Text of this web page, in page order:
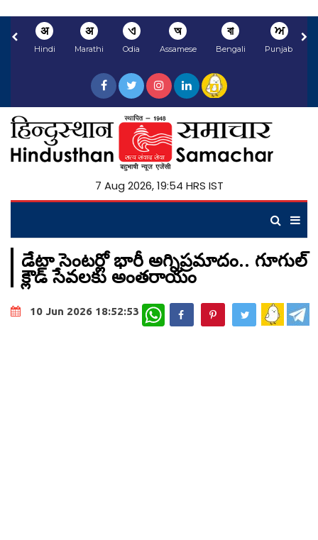
अ
Hindi
अ
Marathi
ଏ
Odia
অ
Assamese
বা
Bengali
ਅ
Punjabi
7 Aug 2026, 19:54 HRS IST
డేటా సెంటర్లో భారీ అగ్నిప్రమాదం.. గూగుల్
క్లౌడ్ సేవలకు అంతరాయం
10 Jun 2026 18:52:53 WhatsApp